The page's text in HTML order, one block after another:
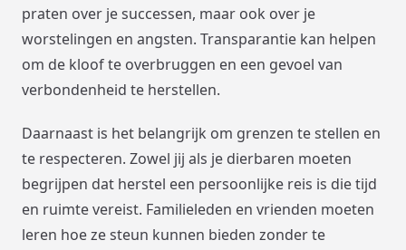
praten over je successen, maar ook over je
worstelingen en angsten. Transparantie kan helpen
om de kloof te overbruggen en een gevoel van
verbondenheid te herstellen.
Daarnaast is het belangrijk om grenzen te stellen en
te respecteren. Zowel jij als je dierbaren moeten
begrijpen dat herstel een persoonlijke reis is die tijd
en ruimte vereist. Familieleden en vrienden moeten
leren hoe ze steun kunnen bieden zonder te